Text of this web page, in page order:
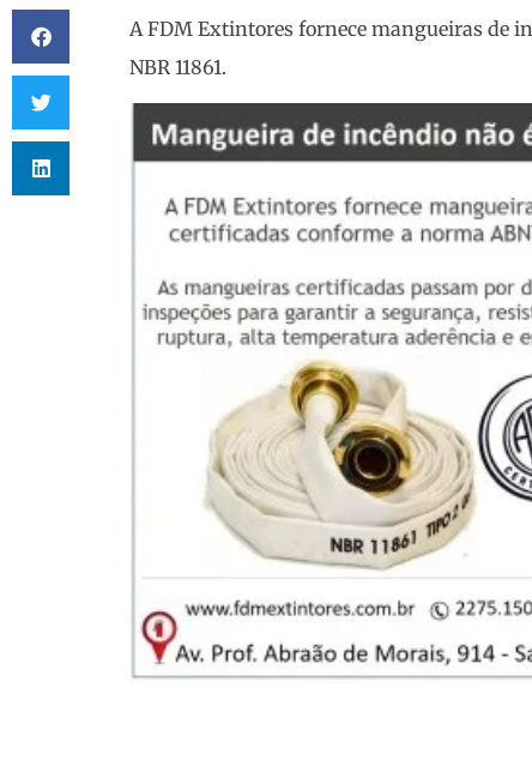
A FDM Extintores fornece mangueiras de
NBR 11861.